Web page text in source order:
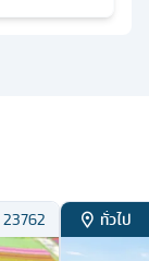
23762 ทั่วไป